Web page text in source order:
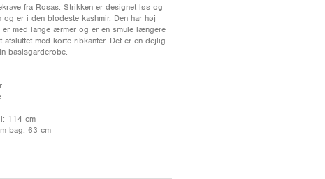
fra Rosas. Strikken er designet løs og
og er i den blødeste kashmir. Den har høj
med lange ærmer og er en smule længere
afsluttet med korte ribkanter. Det er en dejlig
basisgarderobe.
114 cm
bag: 63 cm